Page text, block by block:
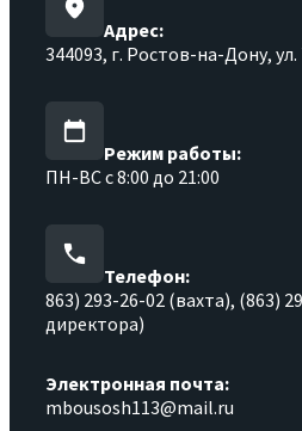
Адрес:
344093, г. Ростов-на-Дону,
Режим работы:
ПН-ВС с 8:00 до 21:00
Телефон:
863) 293-26-02 (вахта), (863)
директора)
Электронная почта:
mbousosh113@mail.ru